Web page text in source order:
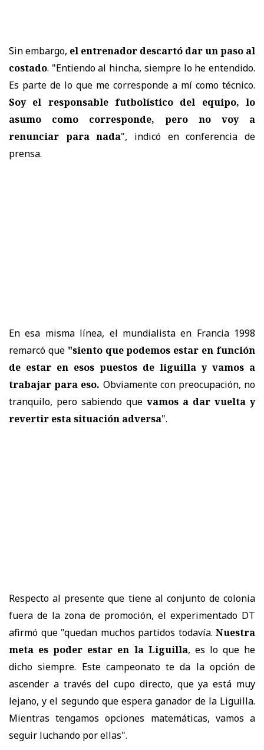
Sin embargo, el entrenador descartó dar un paso al
costado. "Entiendo al hincha, siempre lo he entendido.
Es parte de lo que me corresponde a mí como técnico.
Soy el responsable futbolístico del equipo, lo
asumo como corresponde, pero
no voy a
renunciar para nada", indicó en conferencia de
prensa.
En esa misma línea, el mundialista en Francia 1998
remarcó que"siento que podemos estar en función
de estar en esos puestos de liguilla y vamos a
trabajar para eso. Obviamente con preocupación, no
tranquilo, pero sabiendo que vamos a dar vuelta y
revertir esta situación adversa".
Respecto al presente que tiene al conjunto de colonia
fuera de la zona de promoción, el experimentado DT
afirmó que "quedan muchos partidos todavía. Nuestra
meta es poder estar en la Liguilla, es lo que he
dicho siempre. Este campeonato te da la opción de
ascender a través del cupo directo, que ya está muy
lejano, y el segundo que espera ganador de la Liguilla.
Mientras tengamos opciones matemáticas, vamos a
seguir luchando por ellas".